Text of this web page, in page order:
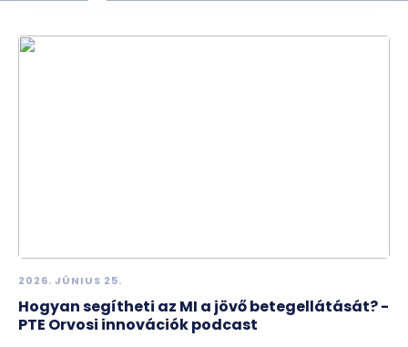
2026. JÚNIUS 25.
Hogyan segítheti az MI a jövő betegellátását? -
PTE Orvosi innovációk podcast